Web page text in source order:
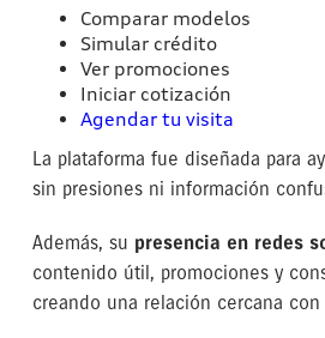
Comparar modelos
Simular crédito
Ver promociones
Iniciar cotización
Agendar tu visita
La plataforma fue diseñada para
sin presiones ni información
Además, su presencia en redes
contenido útil, promociones y
creando una relación cercana con